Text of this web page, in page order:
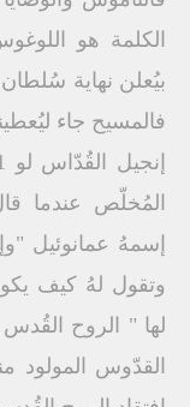
الكلمة هو
بيُعلن نهاية
فالمسيح جاء
المُخلّص عندما
إسمهُ عمانوئيل
وتقول لهُ كيف
لها " الروح
القدّوس المولود